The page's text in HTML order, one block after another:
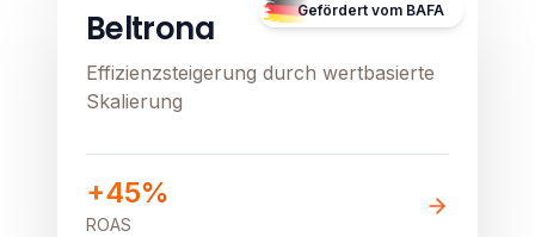
Gefördert vom BAFA
Beltrona
Effizienzsteigerung durch wertbasierte
Skalierung
+45%
ROAS